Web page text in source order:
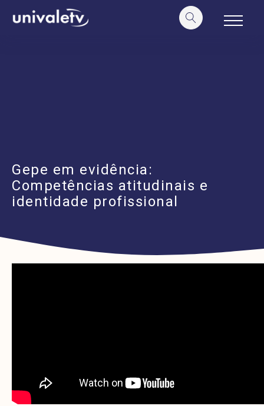
conteúdo
Gepe em evidência:
Competências atitudinais e
identidade profissional